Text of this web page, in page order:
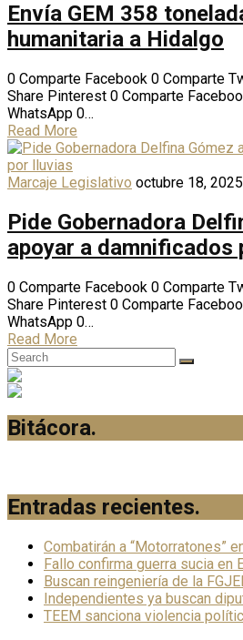
Envía GEM 358
humanitaria a Hidalgo
0 Comparte Facebook 0 Comparte
Share Pinterest 0 Comparte
WhatsApp 0…
Read More
Marcaje Legislativo octubre 18, 2025
Pide Gobernadora
apoyar a damnificados
0 Comparte Facebook 0 Comparte
Share Pinterest 0 Comparte
WhatsApp 0…
Read More
Bitácora.
Entradas recientes.
Combatirán a “Motorratones”
Fallo confirma guerra sucia en
Buscan reingeniería de la
Independientes ya buscan
TEEM sanciona violencia